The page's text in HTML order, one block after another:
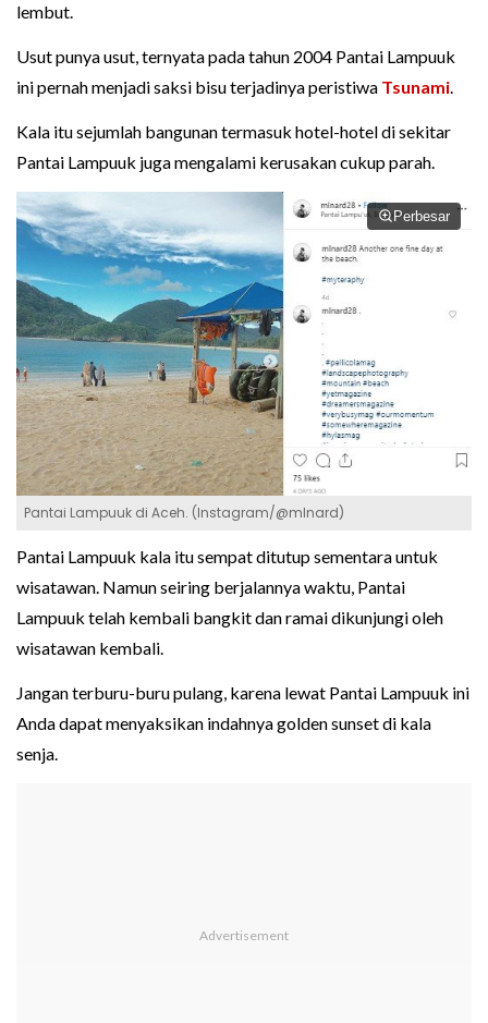
lembut.
Usut punya usut, ternyata pada tahun 2004 Pantai Lampuuk
ini pernah menjadi saksi bisu terjadinya peristiwa Tsunami.
Kala itu sejumlah bangunan termasuk hotel-hotel di sekitar
Pantai Lampuuk juga mengalami kerusakan cukup parah.
Perbesar
Pantai Lampuuk di Aceh. (Instagram/@mlnard)
Pantai Lampuuk kala itu sempat ditutup sementara untuk
wisatawan. Namun seiring berjalannya waktu, Pantai
Lampuuk telah kembali bangkit dan ramai dikunjungi oleh
wisatawan kembali.
Jangan terburu-buru pulang, karena lewat Pantai Lampuuk ini
Anda dapat menyaksikan indahnya golden sunset di kala
senja.